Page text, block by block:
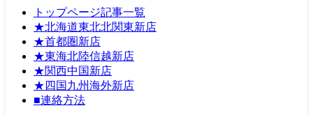
トップページ記事一覧
★北海道東北北関東新店
★首都圏新店
★東海北陸信越新店
★関西中国新店
★四国九州海外新店
■連絡方法